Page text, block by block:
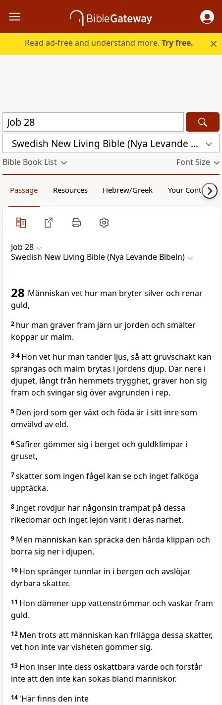
Read ad-free and understand more.Try free.
Swedish New Living Bible (Nya Levande Bibeln) (SVL)
Bible Book List Font Size
Passage Resources Hebrew/Greek Your Content
Job 28
Swedish New Living Bible (Nya Levande Bibeln)
28 Människan vet hur man bryter silver och renar
guld,
2 hur man gräver fram järn ur jorden och smälter
koppar ur malm.
3-4 Hon vet hur man tänder ljus, så att gruvschakt kan
sprängas och malm brytas i jordens djup. Där nere i
djupet, långt från hemmets trygghet, gräver hon sig
fram och svingar sig över avgrunden i rep.
5 Den jord som ger växt och föda är i sitt inre som
omvälvd av eld.
6Safirer gömmer sig i berget och guldklimpar i
gruset,
7skatter som ingen fågel kan se och inget falköga
upptäcka.
8Inget rovdjur har någonsin trampat på dessa
rikedomar och inget lejon varit i deras närhet.
9 Men människan kan spräcka den hårda klippan och
borra sig ner i djupen.
10 Hon spränger tunnlar in i bergen och avslöjar
dyrbara skatter.
11 Hon dämmer upp vattenströmmar och vaskar fram
guld.
12 Men trots att människan kan frilägga dessa skatter,
vet hon inte var visheten gömmer sig.
13 Hon inser inte dess oskattbara värde och förstår
inte att den inte kan sökas bland människor.
14 'Här finns den inte